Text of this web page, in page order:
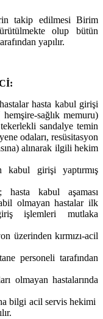
takip edilmesi Birim
olup bütün
yapılır.
hasta kabul girişi
sağlık memuru)
sandalye temin
odaları, resüsitasyon
alınarak ilgili hekim
kabul girişi yaptırmış
hasta kabul aşaması
olmayan hastalar ilk
işlemleri mutlaka
üzerinden kırmızı-acil
personeli tarafından
olmayan hastalarında
bilgi acil servis hekimi